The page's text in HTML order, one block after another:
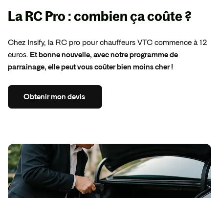
La RC Pro : combien ça coûte ?
Chez Insify, la RC pro pour chauffeurs VTC commence à 12
euros. Et bonne nouvelle, avec notre programme de
parrainage, elle peut vous coûter bien moins cher !
Obtenirmon devis